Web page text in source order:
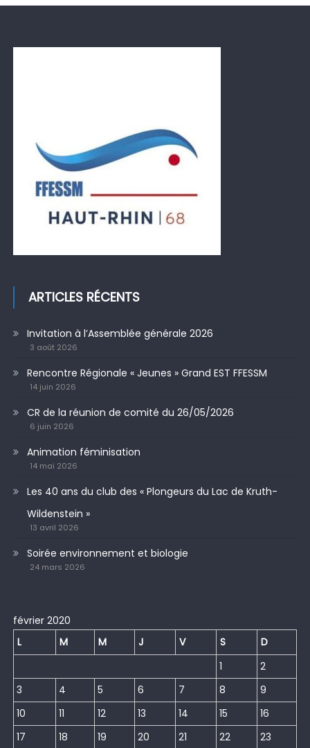
ARTICLES RÉCENTS
Invitation à l’Assemblée générale 2026
3 août 2026
Rencontre Régionale « Jeunes » Grand EST FFESSM
14 juin 2026
CR de la réunion de comité du 26/05/2026
6 juin 2026
Animation féminisation
14 mai 2026
Les 40 ans du club des « Plongeurs du Lac de Kruth-
Wildenstein »
13 avril 2026
Soirée environnement et biologie
24 mars 2026
février 2020
L
M M J V S
D
1
2
3
4 5 6 7 8
9
10
11 12 13 14 15
16
17
18 19 20 21 22 23